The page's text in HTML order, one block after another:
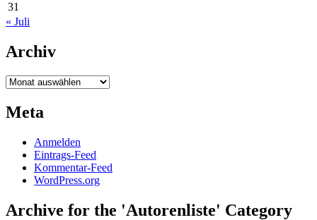
31
« Juli
Archiv
Archiv
Meta
Anmelden
Eintrags-Feed
Kommentar-Feed
WordPress.org
Archive for the 'Autorenliste' Category